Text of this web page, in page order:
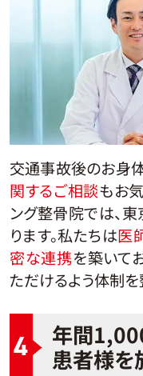
交通事故後のお身
関するご相談もお
ング整骨院では、
ります。私たちは医
密な連携を築いて
ただけるよう体制を
4
年間
患者様を